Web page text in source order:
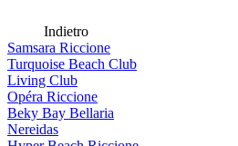
Indietro
Samsara Riccione
Turquoise Beach Club
Living Club
Opéra Riccione
Beky Bay Bellaria
Nereidas